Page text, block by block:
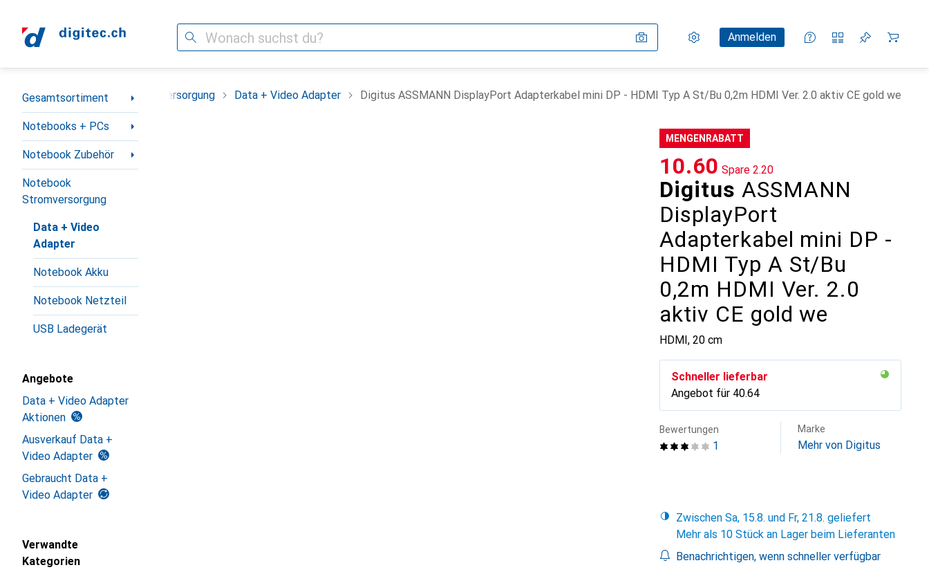
Suche Einstellungen
KundenkontoAnmelden
Vergleichslisten
Merklisten
Warenkorb
Navigation nach Kategorien
Gesamtsortiment
Notebooks + PCs
Notebook Zubehör
Notebook
Stromversorgung
Data + Video
Adapter
Notebook Akku
Notebook Netzteil
USB Ladegerät
Angebote
Data + Video Adapter
Aktionen
Ausverkauf Data +
Video Adapter
Gebraucht Data +
Video Adapter
Verwandte
Kategorien
Zubehör Notebook Stromversorgung Data + Video Adapter Digitus ASSMANN DisplayPort Adapterkabel mini DP - HDMI Typ A St/Bu 0,2m HDMI Ver. 2.0 aktiv CE gold we
MENGENRABATT
Digitus ASSMANN
DisplayPort
Adapterkabel mini DP -
HDMI Typ A St/Bu
0,2m HDMI Ver. 2.0
aktiv CE gold we
HDMI, 20 cm
CHF
10.60 Spare CHF
2.20
Schneller lieferbar
Angebot für CHF
40.64
1
Bewertungen Marke
Mehr von Digitus
Zwischen Sa, 15.8. und Fr, 21.8. geliefert
Mehr als 10 Stück an Lager beim Lieferanten
Benachrichtigen, wenn schneller verfügbar